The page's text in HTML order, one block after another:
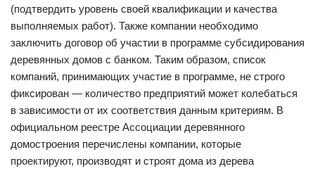
(подтвердить уровень своей квалификации и качества
выполняемых работ). Также компании необходимо
заключить договор об участии в программе субсидирования
деревянных домов с банком. Таким образом, список
компаний, принимающих участие в программе, не строго
фиксирован — количество предприятий может колебаться
в зависимости от их соответствия данным критериям. В
официальном реестре Ассоциации деревянного
домостроения перечислены компании, которые
проектируют, производят и строят дома из дерева